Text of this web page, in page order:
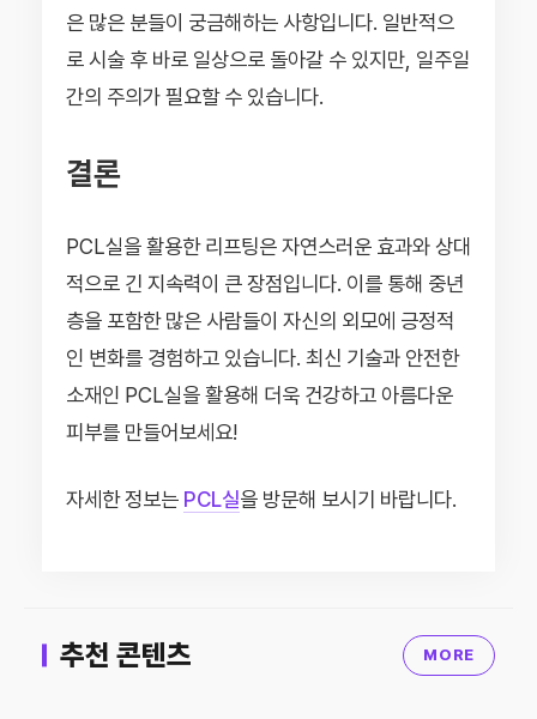
은 많은 분들이 궁금해하는 사항입니다. 일반적으
로 시술 후 바로 일상으로 돌아갈 수 있지만, 일주일
간의 주의가 필요할 수 있습니다.
결론
PCL실을 활용한 리프팅은 자연스러운 효과와 상대
적으로 긴 지속력이 큰 장점입니다. 이를 통해 중년
층을 포함한 많은 사람들이 자신의 외모에 긍정적
인 변화를 경험하고 있습니다. 최신 기술과 안전한
소재인 PCL실을 활용해 더욱 건강하고 아름다운
피부를 만들어보세요!
자세한 정보는 PCL실을 방문해 보시기 바랍니다.
추천 콘텐츠 MORE